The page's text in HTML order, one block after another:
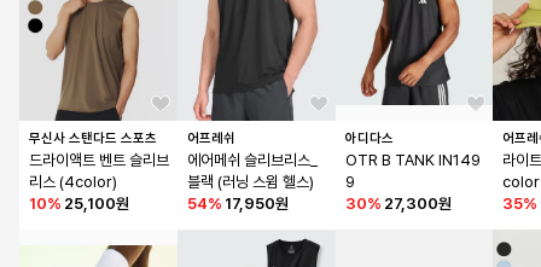
무신사 스탠다드 스포츠
드라이액트 벤트 슬리브
리스 (4color)
10% 25,100원
어프레쉬
에어메쉬 슬리브리스_
블랙 (러닝 스윔 헬스)
54% 17,950원
아디다스
OTR B TANK IN149
9
30% 27,300원
어프
라이
color
35%